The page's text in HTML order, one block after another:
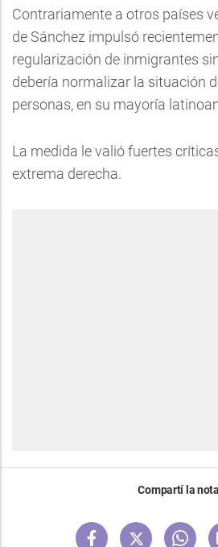
Contrariamente a otros países
de Sánchez impulsó
regularización de inmigrantes
debería normalizar la situación
personas, en su mayoría
La medida le valió fuertes
extrema derecha.
Compartí la